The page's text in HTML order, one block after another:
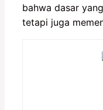
bahwa dasar
tetapi juga